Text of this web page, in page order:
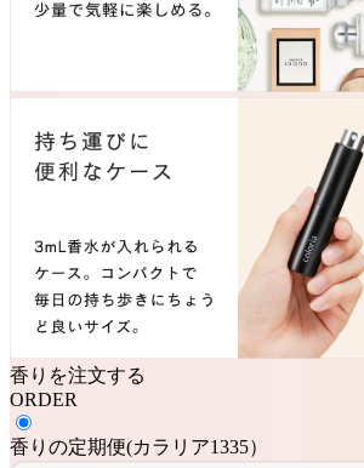
香りを注文する
ORDER
香りの定期便(カラリア1335）